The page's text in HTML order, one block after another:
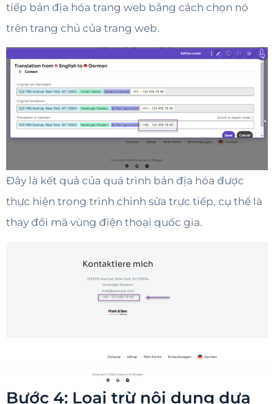
tiếp bản địa hóa trang web bằng cách chọn nó
trên trang chủ của trang web.
Đây là kết quả của quá trình bản địa hóa được
thực hiện trong trình chỉnh sửa trực tiếp, cụ thể là
thay đổi mã vùng điện thoại quốc gia.
Bước 4: Loại trừ nội dung dựa